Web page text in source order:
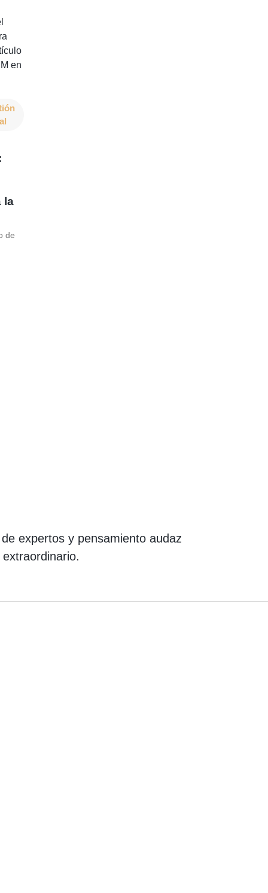
la
de
expertos y pensamiento audaz